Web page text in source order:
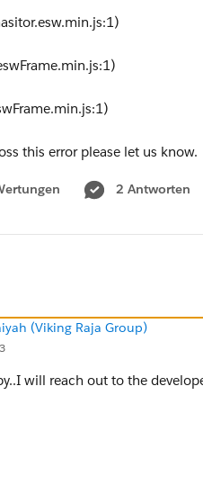
this error please let us know.
2 Antworten
(Viking Raja Group)
will reach out to the